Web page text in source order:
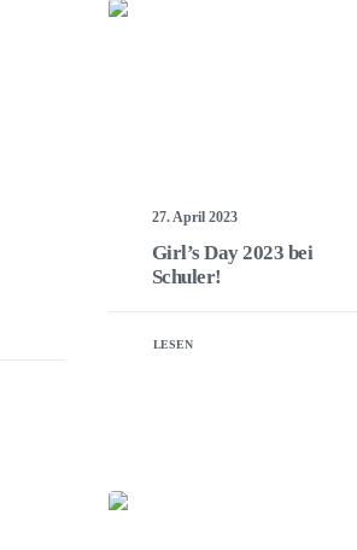
27. April 2023
Girl’s Day 2023 bei
Schuler!
LESEN